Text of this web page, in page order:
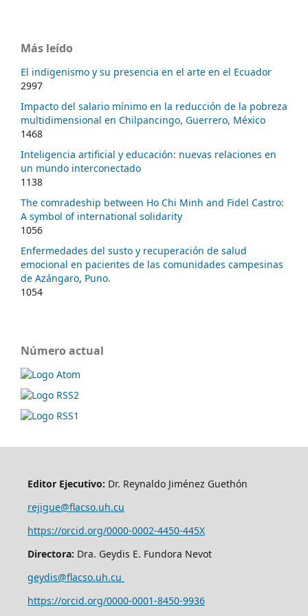
Más leído
El indigenismo y su presencia en el arte en el Ecuador
2997
Impacto del salario mínimo en la reducción de la pobreza
multidimensional en Chilpancingo, Guerrero, México
1468
Inteligencia artificial y educación: nuevas relaciones en
un mundo interconectado
1138
The comradeship between Ho Chi Minh and Fidel Castro:
A symbol of international solidarity
1056
Enfermedades del susto y recuperación de salud
emocional en pacientes de las comunidades campesinas
de Azángaro, Puno.
1054
Número actual
Editor Ejecutivo: Dr. Reynaldo Jiménez Guethón
rejigue@flacso.uh.cu
https://orcid.org/0000-0002-4450-445X
Directora: Dra. Geydis E. Fundora Nevot
geydis@flacso.uh.cu
https://orcid.org/0000-0001-8450-9936